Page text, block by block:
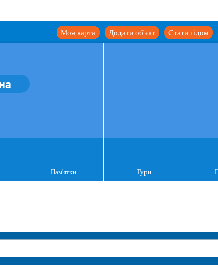
Стати гідом
Додати об'єкт
Моя карта
Пам'ятки Тури